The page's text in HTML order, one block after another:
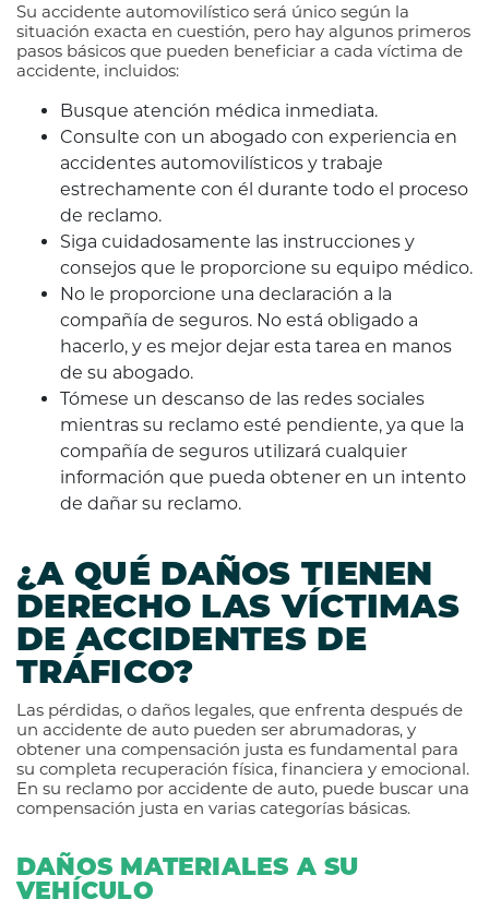
Su accidente automovilístico será único según la
situación exacta en cuestión, pero hay algunos primeros
pasos básicos que pueden beneficiar a cada víctima de
accidente, incluidos:
Busque atención médica inmediata.
Consulte con un abogado con experiencia en
accidentes automovilísticos y trabaje
estrechamente con él durante todo el proceso
de reclamo.
Siga cuidadosamente las instrucciones y
consejos que le proporcione su equipo médico.
No le proporcione una declaración a la
compañía de seguros. No está obligado a
hacerlo, y es mejor dejar esta tarea en manos
de su abogado.
Tómese un descanso de las redes sociales
mientras su reclamo esté pendiente, ya que la
compañía de seguros utilizará cualquier
información que pueda obtener en un intento
de dañar su reclamo.
¿A QUÉ DAÑOS TIENEN
DERECHO LAS VÍCTIMAS
DE ACCIDENTES DE
TRÁFICO?
Las pérdidas, o daños legales, que enfrenta después de
un accidente de auto pueden ser abrumadoras, y
obtener una compensación justa es fundamental para
su completa recuperación física, financiera y emocional.
En su reclamo por accidente de auto, puede buscar una
compensación justa en varias categorías básicas.
DAÑOS MATERIALES A SU
VEHÍCULO